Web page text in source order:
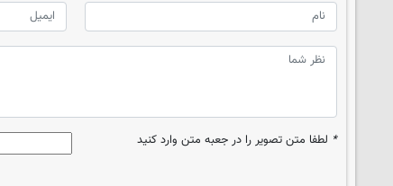
* لطفا متن تصویر را در جعبه متن وارد کنید